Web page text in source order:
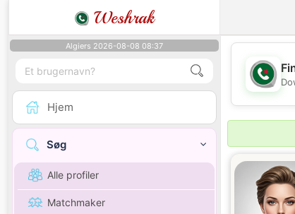
Weshrak
Algiers 2026-08-08 08:37
Hjem
Søg
Alle profiler
Matchmaker